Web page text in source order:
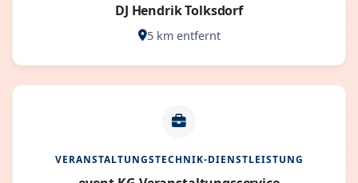
DJ Hendrik Tolksdorf
5 km entfernt
VERANSTALTUNGSTECHNIK-DIENSTLEISTUNG